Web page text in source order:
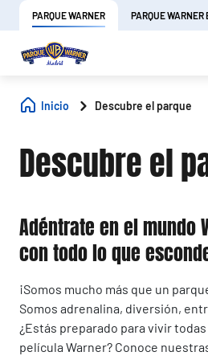
PARQUE WARNER PARQUE WARNER
Inicio Descubre el parque
Descubre el
Adéntrate en el mundo
con todo lo que
¡Somos mucho más que un
Somos adrenalina, diversión,
¿Estás preparado para vivir
película Warner? Conoce